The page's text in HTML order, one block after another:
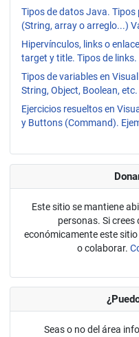
Tipos de datos Java.
(String, array o arreglo...)
Hipervínculos, links o
target y title. Tipos de
Tipos de variables en
String, Object, Boolean,
Ejercicios resueltos en
y Buttons (Command).
Este sitio se mantiene
personas. Si crees
económicamente este
o colaborar.
Seas o no del área